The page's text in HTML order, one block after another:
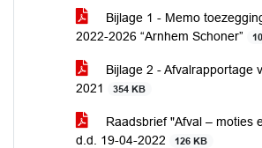
Bijlage 1 - Memo
2022-2026 “Arnhem Schoner”
Bijlage 2 - Afvalrapportage
2021
354 KB
Raadsbrief "Afval – moties
d.d. 19-04-2022
126 KB